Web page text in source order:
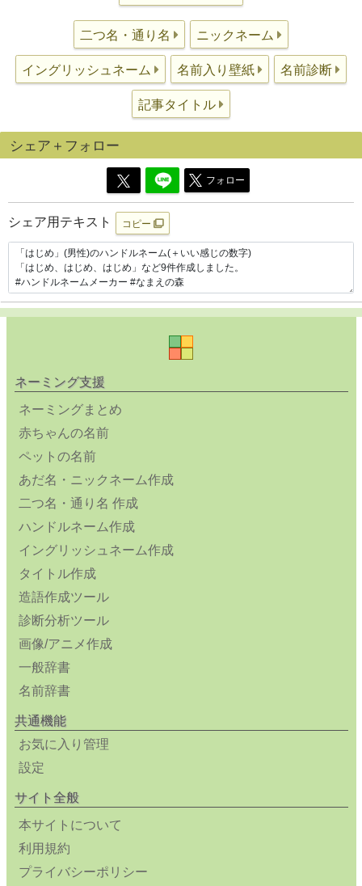
二つ名・通り名 ニックネーム
イングリッシュネーム 名前入り壁紙 名前診断
記事タイトル
シェア＋フォロー
フォロー
シェア用テキスト コピー
ネーミング支援
ネーミングまとめ
赤ちゃんの名前
ペットの名前
あだ名・ニックネーム作成
二つ名・通り名 作成
ハンドルネーム作成
イングリッシュネーム作成
タイトル作成
造語作成ツール
診断分析ツール
画像/アニメ作成
一般辞書
名前辞書
共通機能
お気に入り管理
設定
サイト全般
本サイトについて
利用規約
プライバシーポリシー